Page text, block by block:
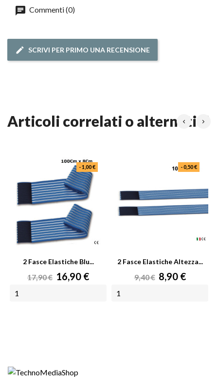
Commenti (0)
SCRIVI PER PRIMO UNA RECENSIONE
articoli correlati o alternativi
2 Fasce Elastiche Blu...
Prezzo
17,90 € Prezzo
16,90 €
- 1,00 €
2 Fasce Elastiche Altezza...
Prezzo
9,40 € Prezzo
8,90 €
- 0,50 €